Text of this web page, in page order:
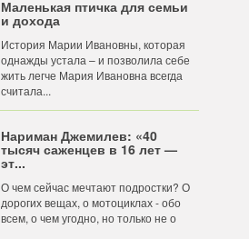
Маленькая птичка для семьи
и дохода
История Марии Ивановны, которая
однажды устала – и позволила себе
жить легче Мария Ивановна всегда
считала...
Нариман Джемилев: «40
тысяч саженцев в 16 лет —
эт...
О чем сейчас мечтают подростки? О
дорогих вещах, о мотоциклах - обо
всем, о чем угодно, но только не о